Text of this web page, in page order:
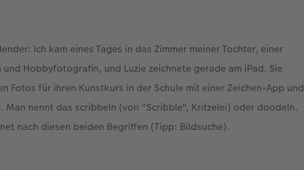
Ich kam eines Tages in das Zimmer meiner Tochter, einer
Hobbyfotografin, und Luzie zeichnete gerade am iPad. Sie
Fotos für ihren Kunstkurs in der Schule mit einer Zeichen-App und
Man nennt das scribbeln (von "Scribble", Kritzelei) oder doodeln.
nach diesen beiden Begriffen (Tipp: Bildsuche).